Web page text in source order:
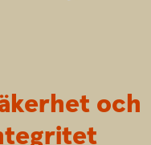
och